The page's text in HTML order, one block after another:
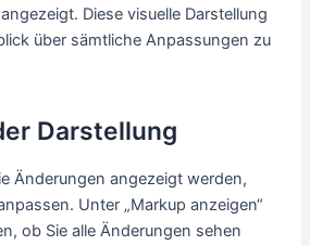
Diese visuelle Darstellung
über sämtliche Anpassungen zu
Darstellung
Änderungen angezeigt werden,
Unter „Markup anzeigen“
ob Sie alle Änderungen sehen